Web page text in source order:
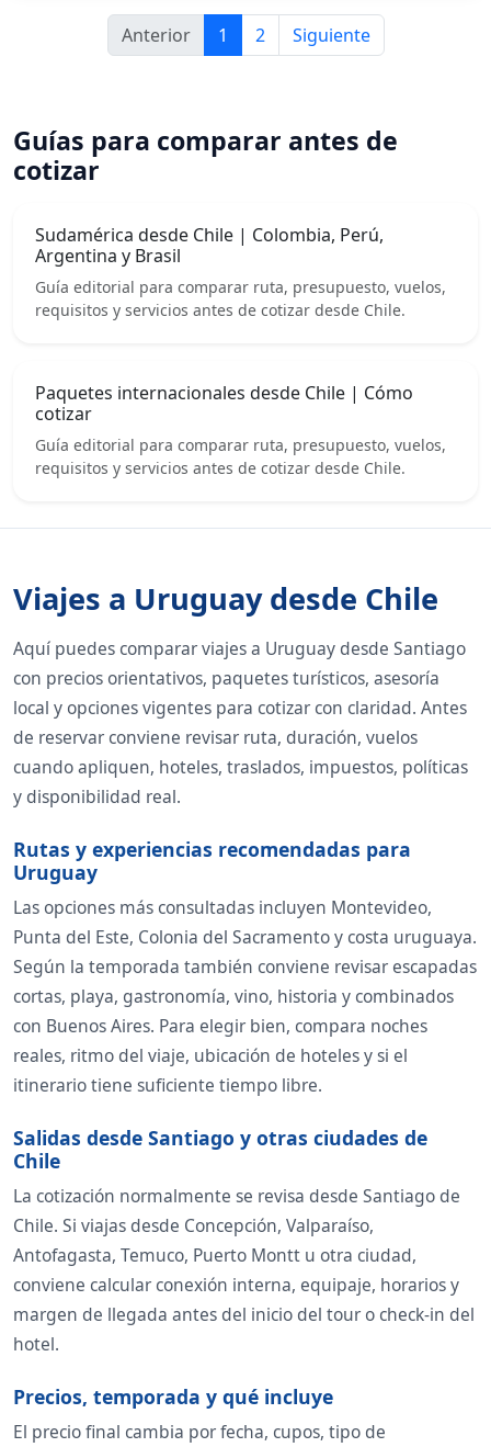
Anterior 1 2 Siguiente
Guías para comparar antes de
cotizar
Sudamérica desde Chile | Colombia, Perú,
Argentina y Brasil
Guía editorial para comparar ruta, presupuesto, vuelos,
requisitos y servicios antes de cotizar desde Chile.
Paquetes internacionales desde Chile | Cómo
cotizar
Guía editorial para comparar ruta, presupuesto, vuelos,
requisitos y servicios antes de cotizar desde Chile.
Viajes a Uruguay desde Chile
Aquí puedes comparar viajes a Uruguay desde Santiago
con precios orientativos, paquetes turísticos, asesoría
local y opciones vigentes para cotizar con claridad. Antes
de reservar conviene revisar ruta, duración, vuelos
cuando apliquen, hoteles, traslados, impuestos, políticas
y disponibilidad real.
Rutas y experiencias recomendadas para
Uruguay
Las opciones más consultadas incluyen Montevideo,
Punta del Este, Colonia del Sacramento y costa uruguaya.
Según la temporada también conviene revisar escapadas
cortas, playa, gastronomía, vino, historia y combinados
con Buenos Aires. Para elegir bien, compara noches
reales, ritmo del viaje, ubicación de hoteles y si el
itinerario tiene suficiente tiempo libre.
Salidas desde Santiago y otras ciudades de
Chile
La cotización normalmente se revisa desde Santiago de
Chile. Si viajas desde Concepción, Valparaíso,
Antofagasta, Temuco, Puerto Montt u otra ciudad,
conviene calcular conexión interna, equipaje, horarios y
margen de llegada antes del inicio del tour o check-in del
hotel.
Precios, temporada y qué incluye
El precio final cambia por fecha, cupos, tipo de